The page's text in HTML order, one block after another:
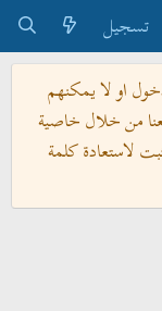
تسجيل
او لا يمكنهم
من خلال خاصية
لاستعادة كلمة